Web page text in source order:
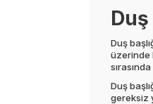
Duş
Duş
üzerinde
Duş
gereksiz